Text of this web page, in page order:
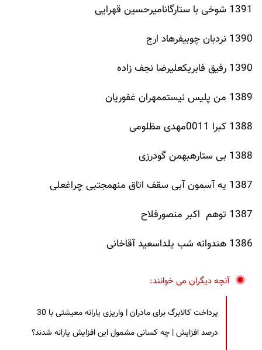
1391 شوخی با ستارگانامیرحسین قهرایی
1390 نردبان چوبیفرهاد ارج
1390 رفیق فابریکعلیرضا نجف زاده
1389 من پلیس نیستممهران غفوریان
1388 کبرا 0011مهدی مظلومی
1388 بی ستارهبهمن گودرزی
1387 یه آسمون آبی سقف اتاق منهمجتبی چراغعلی
1387 توهم اکبر منصورفلاح
1386 هندوانه شب یلداسعید آقاخانی
آنچه دیگران می خوانند:
پرداخت کالابرگ برای مادران | واریزی یارانه معیشتی با 30
درصد افزایش | چه کسانی مشمول این افزایش یارانه شدند؟